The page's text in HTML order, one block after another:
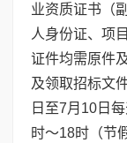
业资质证书（
人身份证、项
证件均需原件
及领取招标文
日至7月10日
时～18时（节